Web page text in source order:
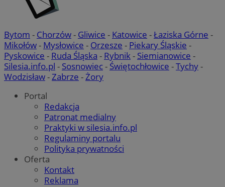
Bytom - Chorzów- Gliwice - Katowice -Łaziska Górne -
Mikołów- Mysłowice - Orzesze - Piekary Śląskie -
Pyskowice - Ruda Śląska - Rybnik- Siemianowice -
Silesia.info.pl - Sosnowiec- Świętochłowice -Tychy-
Wodzisław-Zabrze -Żory
Portal
Redakcja
Patronat medialny
Praktyki w silesia.info.pl
Regulaminy portalu
Polityka prywatności
Oferta
Kontakt
Reklama